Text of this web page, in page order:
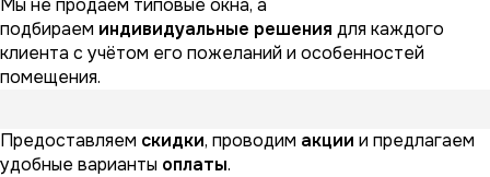
подбираем индивидуальные решения для каждого
клиента с учётом его пожеланий и особенностей
помещения.
Предоставляем скидки, проводим акции и предлагаем
удобные варианты оплаты.